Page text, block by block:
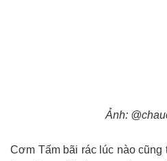
Ảnh:
Cơm Tấm bãi rác lúc nào cũng